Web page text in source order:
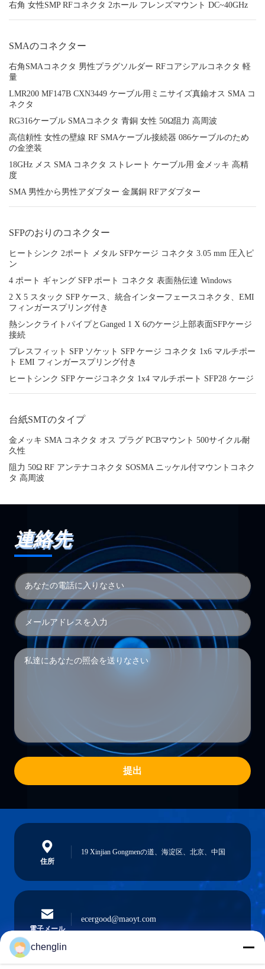
右角 女性SMP RFコネクタ 2ホール フレンズマウント DC~40GHz
SMAのコネクター
右角SMAコネクタ 男性プラグソルダー RFコアシアルコネクタ 軽
量
LMR200 MF147B CXN3449 ケーブル用ミニサイズ真鍮オス SMA コ
ネクタ
RG316ケーブル SMAコネクタ 青銅 女性 50Ω阻力 高周波
高信頼性 女性の壁線 RF SMAケーブル接続器 086ケーブルのため
の金塗装
18GHz メス SMA コネクタ ストレート ケーブル用 金メッキ 高精
度
SMA 男性から男性アダプター 金属銅 RFアダプター
SFPのおりのコネクター
ヒートシンク 2ポート メタル SFPケージ コネクタ 3.05 mm 圧入ピ
ン
4 ポート ギャング SFP ポート コネクタ 表面熱伝達 Windows
2 X 5 スタック SFP ケース、統合インターフェースコネクタ、EMI
フィンガースプリング付き
熱シンクライトパイプとGanged 1 X 6のケージ上部表面SFPケージ
接続
プレスフィット SFP ソケット SFP ケージ コネクタ 1x6 マルチポー
ト EMI フィンガースプリング付き
ヒートシンク SFP ケージコネクタ 1x4 マルチポート SFP28 ケージ
台紙SMTのタイプ
金メッキ SMA コネクタ オス プラグ PCBマウント 500サイクル耐
久性
阻力 50Ω RF アンテナコネクタ SOSMA ニッケル付マウントコネク
タ 高周波
連絡先
提出
住所
19 Xinjian Gongmenの道、海淀区、北京、中国
電子メール
ecergood@maoyt.com
chenglin